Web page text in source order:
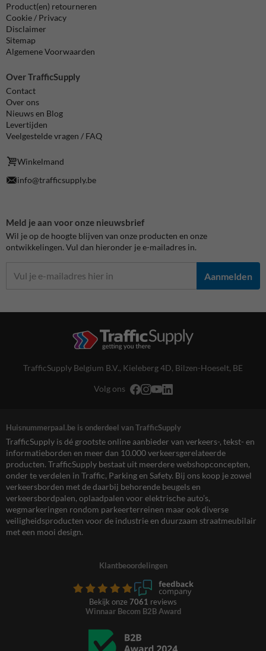
Product(en) retourneren
Cookie / Privacy
Disclaimer
Sitemap
Algemene Voorwaarden
Over TrafficSupply
Contact
Over ons
Nieuws en Blog
Levertijden
Veelgestelde vragen / FAQ
Winkelmand
info@trafficsupply.be
Meld je aan voor onze nieuwsbrief
Wil je op de hoogte blijven van onze producten en onze
ontwikkelingen. Vul dan hieronder je e-mailadres in.
Aanmelden
TrafficSupply Belgium B.V., Kieleberg 4D, Bilzen-Hoeselt, BE
Volg ons
Huisnummerpaal.be is onderdeel van TrafficSupply
TrafficSupply is dé grootste online aanbieder van verkeers-, tekst- en
informatieborden en meer dan 10.000 verkeersgerelateerde
producten. TrafficSupply bestaat uit meerdere webshopconcepten,
onder te verdelen in Traffic, Parking en Safety. Bij ons koop je zowel
verkeersborden met de daarbij behorende beugels en
verkeersbordpalen, oplaadpalen voor elektrische auto’s,
wegmarkeringen rondom parkeerterreinen maar ook diverse
veiligheidsproducten voor de industrie en duurzaam straatmeubilair
met een mooi design.
Klantbeoordelingen
Bekijk onze 7061 reviews
Winnaar Becom B2B Award